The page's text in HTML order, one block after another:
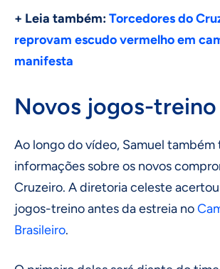
+ Leia também:Torcedores do
reprovam escudo vermelho em
manifesta
Novos jogos-treino
Ao longo do vídeo, Samuel também
informações sobre os novos
Cruzeiro. A diretoria celeste
jogos-treino antes da estreia no
Brasileiro.